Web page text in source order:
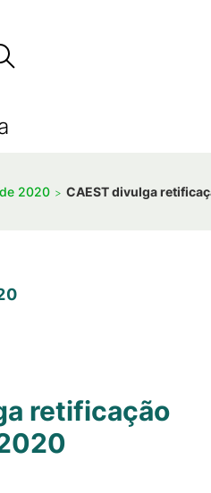
2020 CAEST divulga
retificação